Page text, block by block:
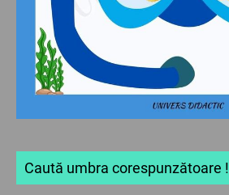
Caută umbra corespunzătoare !